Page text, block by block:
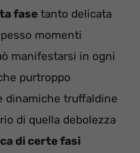
fase tanto delicata
momenti
manifestarsi in ogni
purtroppo
dinamiche truffaldine
di quella debolezza
di certe fasi